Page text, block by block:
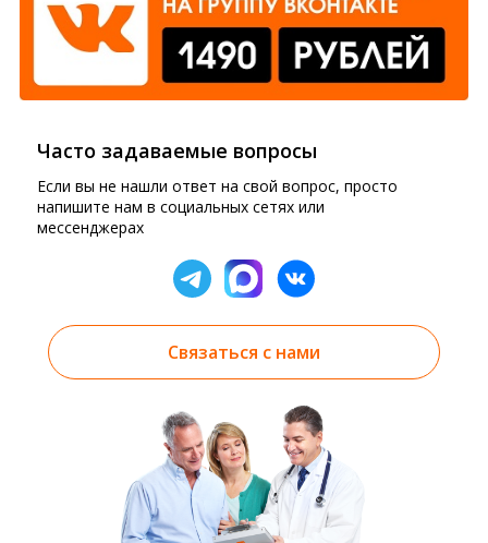
Часто задаваемые вопросы
Если вы не нашли ответ на свой вопрос, просто
напишите нам в социальных сетях или
мессенджерах
Связаться с нами